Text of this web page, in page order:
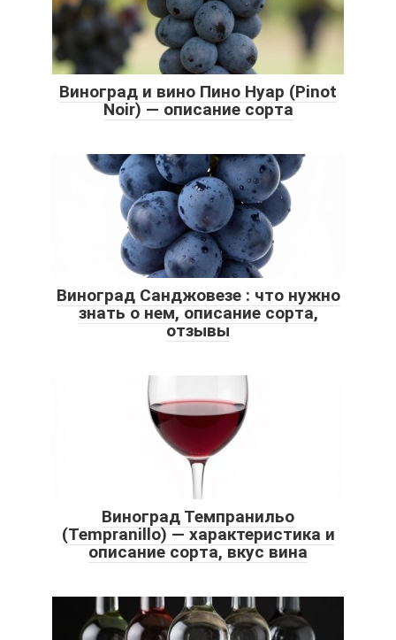
Виноград и вино Пино Нуар (Pinot
Noir) — описание сорта
Виноград Санджовезе : что нужно
знать о нем, описание сорта,
отзывы
Виноград Темпранильо
(Tempranillo) — характеристика и
описание сорта, вкус вина